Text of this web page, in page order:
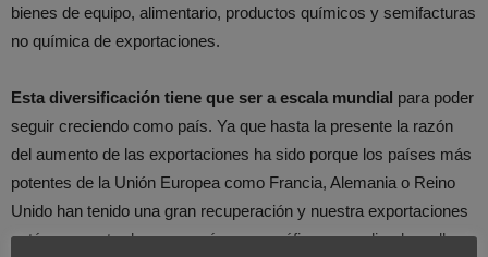
bienes de equipo, alimentario, productos químicos y semifacturas
no química de exportaciones.
Esta diversificación tiene que ser a escala mundial para poder
seguir creciendo como país. Ya que hasta la presente la razón
del aumento de las exportaciones ha sido porque los países más
potentes de la Unión Europea como Francia, Alemania o Reino
Unido han tenido una gran recuperación y nuestra exportaciones
están concentradas en esa área geográfica y muy ligada a ellos.